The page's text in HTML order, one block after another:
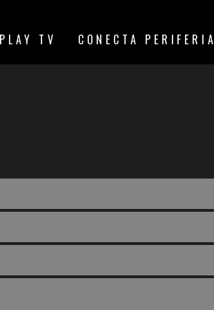
TV CONECTA PERIFERIA